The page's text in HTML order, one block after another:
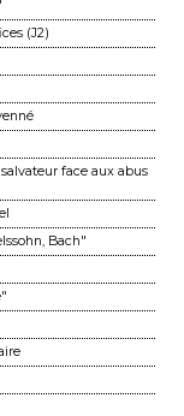
(J2)
face aux abus
Bach"